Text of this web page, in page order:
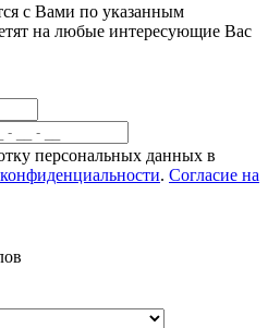
с Вами по указанным
на любые интересующие Вас
персональных данных в
. Согласие на